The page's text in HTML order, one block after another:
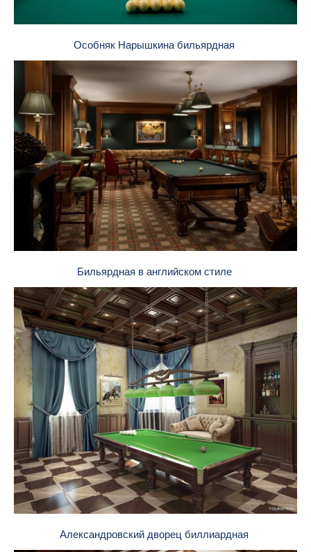
Особняк Нарышкина бильярдная
Бильярдная в английском стиле
Александровский дворец биллиардная